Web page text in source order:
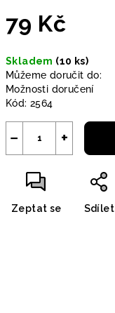
79 Kč
cena:
Skladem (10 ks)
Můžeme doručit do:
Možnosti doručení
Kód: 2564
+
−
Zeptat se Sdílet